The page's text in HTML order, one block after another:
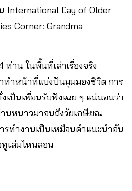
International Day of Older
Corner: Grandma
ท่าน ในพื้นที่เล่าเรื่องจริง
ทำหน้าที่แบ่งปันมุมมองชีวิต การ
เป็นเพื่อนรับฟังเฉย ๆ แน่นอนว่า
นหนาวมาจนถึงวัยเกษียณ
รทำงานเป็นเหมือนคำแนะนำอัน
เล่มไหนสอน